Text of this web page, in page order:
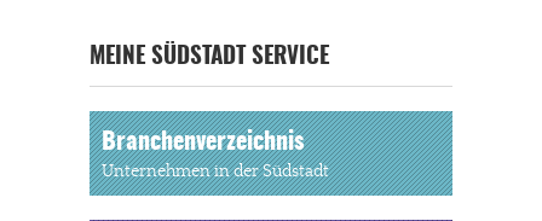
MEINE SÜDSTADT SERVICE
Branchenverzeichnis
Unternehmen in der Südstadt